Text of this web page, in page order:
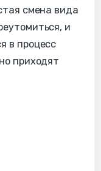
смена вида
и
в процесс
приходят